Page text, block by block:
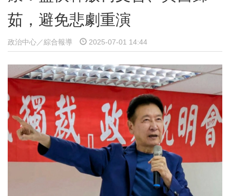
茹，避免悲劇重演
政治中心／綜合報導 2025-07-01 14:44